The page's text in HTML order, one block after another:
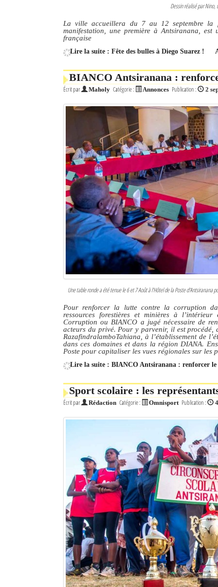
Dessin réalisé par Nino,
La ville accueillera du 7 au 12 septembre la
manifestation, une première à Antsiranana,
française
Lire la suite : Fête des bulles à Diego Suarez !
BIANCO Antsiranana :
Écrit par Maholy Catégorie : Annonces Publication : 2
Une table ronde a été tenue le 6 et 7 Août à l’Hôtel de la Poste d'Antsiranana
Pour renforcer la lutte contre la corruption
ressources forestières et minières à
Corruption ou BIANCO a jugé nécessaire de
acteurs du privé. Pour y parvenir, il est procédé,
RazafindralamboTahiana, à l’établissement de
dans ces domaines et dans la région DIANA.
Poste pour capitaliser les vues régionales sur les
Lire la suite : BIANCO Antsiranana : renforcer le
Sport scolaire : les
Écrit par Rédaction Catégorie : Omnisport Publication :